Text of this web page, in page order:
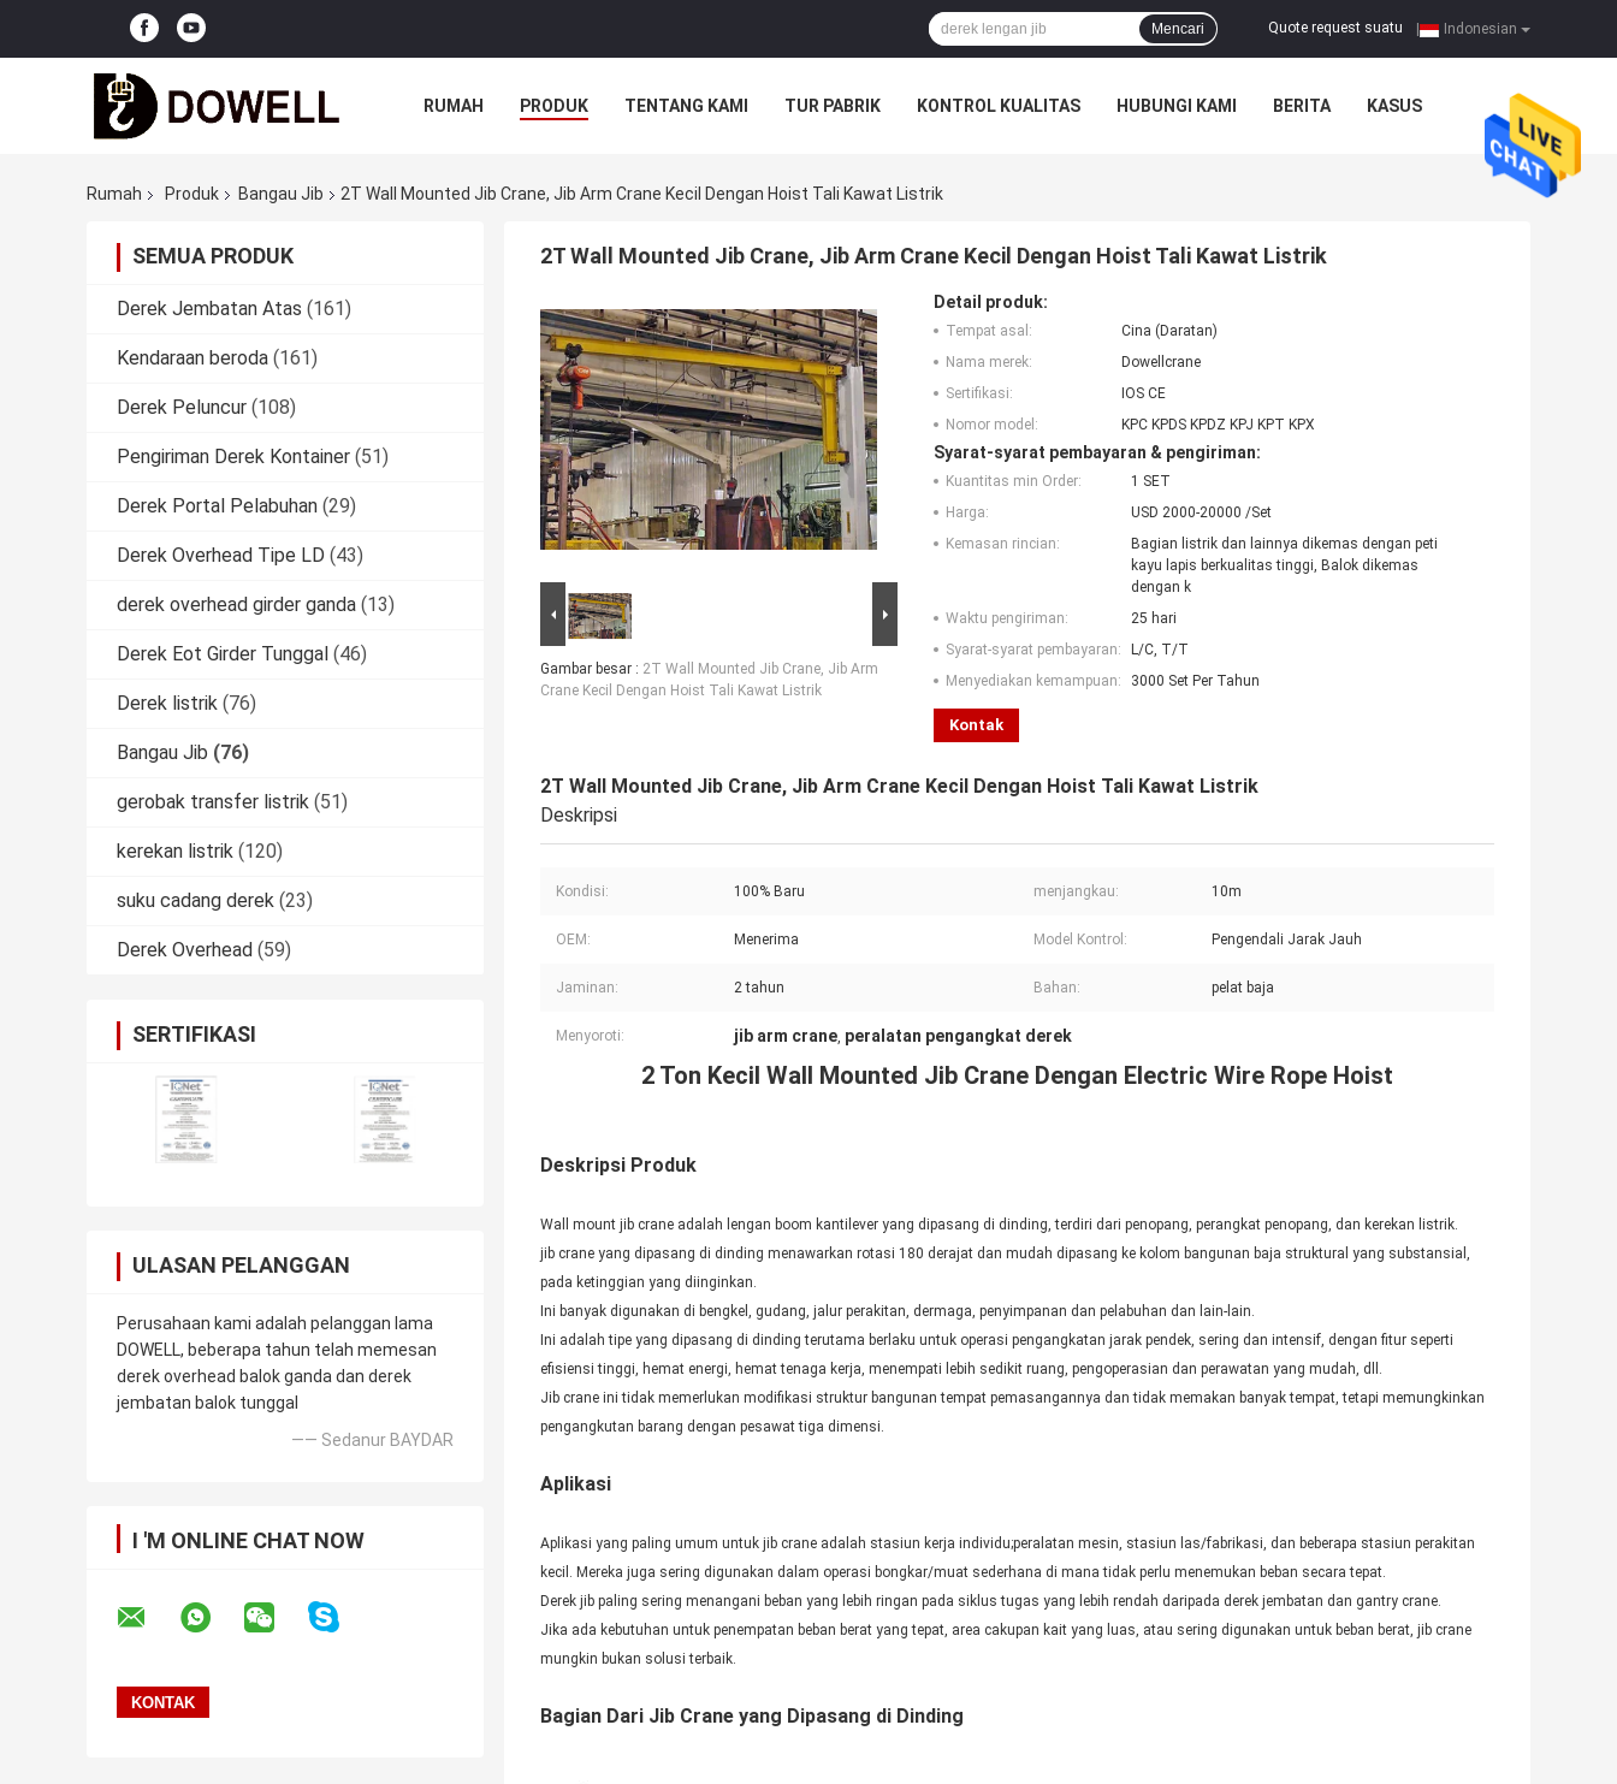
Indonesian
Quote request suatu
Mencari
RUMAH PRODUK TENTANG KAMI TUR PABRIK KONTROL KUALITAS HUBUNGI KAMI BERITA KASUS
Rumah Produk Bangau Jib 2T Wall Mounted Jib Crane, Jib Arm Crane Kecil Dengan Hoist Tali Kawat Listrik
SEMUA PRODUK
Derek Jembatan Atas (161)
Kendaraan beroda (161)
Derek Peluncur (108)
Pengiriman Derek Kontainer (51)
Derek Portal Pelabuhan (29)
Derek Overhead Tipe LD (43)
derek overhead girder ganda (13)
Derek Eot Girder Tunggal (46)
Derek listrik (76)
Bangau Jib (76)
gerobak transfer listrik (51)
kerekan listrik (120)
suku cadang derek (23)
Derek Overhead (59)
SERTIFIKASI
ULASAN PELANGGAN
Perusahaan kami adalah pelanggan lama
DOWELL, beberapa tahun telah memesan
derek overhead balok ganda dan derek
jembatan balok tunggal
—— Sedanur BAYDAR
I 'M ONLINE CHAT NOW
2T Wall Mounted Jib Crane, Jib Arm Crane Kecil Dengan Hoist Tali Kawat Listrik
Gambar besar : 2T Wall Mounted Jib Crane, Jib Arm
Crane Kecil Dengan Hoist Tali Kawat Listrik
Detail produk:
Tempat asal:
Cina (Daratan)
Nama merek:
Dowellcrane
Sertifikasi:
IOS CE
Nomor model:
KPC KPDS KPDZ KPJ KPT KPX
Syarat-syarat pembayaran & pengiriman:
Kuantitas min Order:
1 SET
Harga:
USD 2000-20000 /Set
Kemasan rincian:
Bagian listrik dan lainnya dikemas dengan peti
kayu lapis berkualitas tinggi, Balok dikemas
dengan k
Waktu pengiriman:
25 hari
Syarat-syarat pembayaran:
L/C, T/T
Menyediakan kemampuan:
3000 Set Per Tahun
Kontak
2T Wall Mounted Jib Crane, Jib Arm Crane Kecil Dengan Hoist Tali Kawat Listrik
Deskripsi
Kondisi: 100% Baru menjangkau: 10m
OEM: Menerima Model Kontrol: Pengendali Jarak Jauh
Jaminan: 2 tahun Bahan: pelat baja
Menyoroti: jib arm crane, peralatan pengangkat derek
2 Ton Kecil Wall Mounted Jib Crane Dengan Electric Wire Rope Hoist
Deskripsi Produk
Wall mount jib crane adalah lengan boom kantilever yang dipasang di dinding, terdiri dari penopang, perangkat penopang, dan kerekan listrik.
jib crane yang dipasang di dinding menawarkan rotasi 180 derajat dan mudah dipasang ke kolom bangunan baja struktural yang substansial,
pada ketinggian yang diinginkan.
Ini banyak digunakan di bengkel, gudang, jalur perakitan, dermaga, penyimpanan dan pelabuhan dan lain-lain.
Ini adalah tipe yang dipasang di dinding terutama berlaku untuk operasi pengangkatan jarak pendek, sering dan intensif, dengan fitur seperti
efisiensi tinggi, hemat energi, hemat tenaga kerja, menempati lebih sedikit ruang, pengoperasian dan perawatan yang mudah, dll.
Jib crane ini tidak memerlukan modifikasi struktur bangunan tempat pemasangannya dan tidak memakan banyak tempat, tetapi memungkinkan
pengangkutan barang dengan pesawat tiga dimensi.
Aplikasi
Aplikasi yang paling umum untuk jib crane adalah stasiun kerja individu;peralatan mesin, stasiun las/fabrikasi, dan beberapa stasiun perakitan
kecil. Mereka juga sering digunakan dalam operasi bongkar/muat sederhana di mana tidak perlu menemukan beban secara tepat.
Derek jib paling sering menangani beban yang lebih ringan pada siklus tugas yang lebih rendah daripada derek jembatan dan gantry crane.
Jika ada kebutuhan untuk penempatan beban berat yang tepat, area cakupan kait yang luas, atau sering digunakan untuk beban berat, jib crane
mungkin bukan solusi terbaik.
Bagian Dari Jib Crane yang Dipasang di Dinding